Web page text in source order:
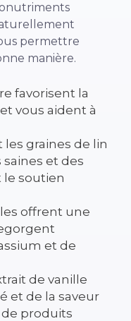
permettre
manière.
favorisent la
vous aident à
les graines de lin
et des
le soutien
offrent une
et de
de vanille
et de la saveur
produits